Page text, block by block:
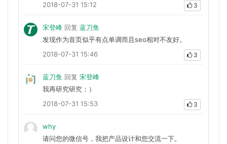
2018-07-31 15:12
3
宋登峰 回复 蓝刀鱼
发现作为首页似乎有点单调而且seo相对不友好。
2018-07-31 15:46
3
蓝刀鱼 回复 宋登峰
我再研究研究：）
2018-07-31 15:53
3
why
请问您的微信号，我把产品设计和您交流一下。